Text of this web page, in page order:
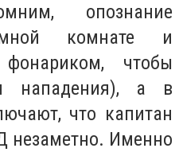
опознание
комнате и
чтобы
нападения), а в
что капитан
незаметно. Именно